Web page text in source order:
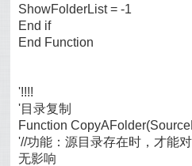
ShowFolderList = -1
End if
End Function
'!!!!
'目录复制
Function
'//功能：源目录存在时，才能
无影响